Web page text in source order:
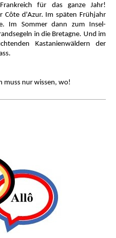
für das ganze Jahr!
Côte d'Azur. Im späten Frühjahr
Im Sommer dann zum Insel-
in die Bretagne. Und im
Kastanienwäldern der
muss nur wissen, wo!